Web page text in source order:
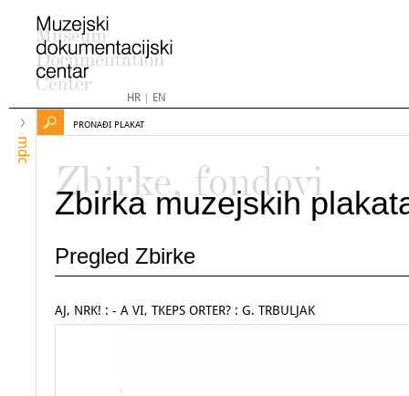
HR| EN
mdc
PRONAĐI PLAKAT
Zbirke, fondovi
Zbirka muzejskih
Pregled Zbirke
AJ, NRK! : - A VI, TKEPS ORTER? : G. TRBULJAK